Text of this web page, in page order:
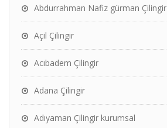
Abdurrahman Nafiz gürman Çilingir
Açil Çilingir
Acıbadem Çilingir
Adana Çilingir
Adıyaman Çilingir kurumsal